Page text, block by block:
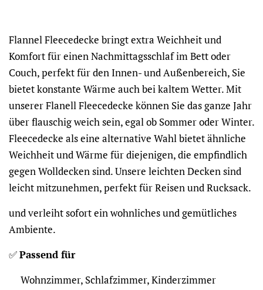
Flannel Fleecedecke bringt extra Weichheit und
Komfort für einen Nachmittagsschlaf im Bett oder
Couch, perfekt für den Innen- und Außenbereich, Sie
bietet konstante Wärme auch bei kaltem Wetter. Mit
unserer Flanell Fleecedecke können Sie das ganze Jahr
über flauschig weich sein, egal ob Sommer oder Winter.
Fleecedecke als eine alternative Wahl bietet ähnliche
Weichheit und Wärme für diejenigen, die empfindlich
gegen Wolldecken sind. Unsere leichten Decken sind
leicht mitzunehmen, perfekt für Reisen und Rucksack.
und verleiht sofort ein wohnliches und gemütliches
Ambiente.
✅Passend für
Wohnzimmer, Schlafzimmer, Kinderzimmer